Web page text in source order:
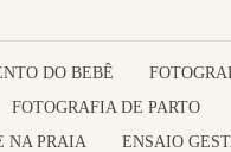
DO BEBÊ
FOTOGRAFIA DE PARTO
NA PRAIA ENSAIO